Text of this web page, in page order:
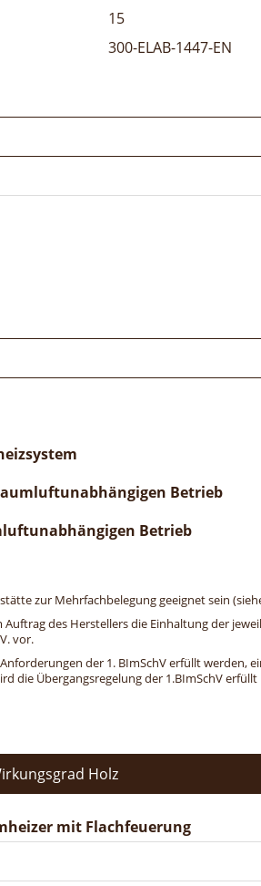
15
300-ELAB-1447-EN
Betrieb
Betrieb
zur Mehrfachbelegung geeignet sein
des Herstellers die Einhaltung der
vor.
der 1. BImSchV erfüllt werden,
die Übergangsregelung der 1.BImSchV
Holz
mit Flachfeuerung